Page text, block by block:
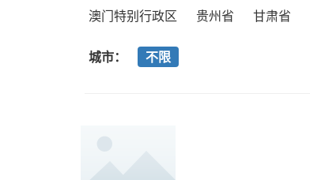
澳门特别行政区
贵州省 甘肃省
城市： 不限